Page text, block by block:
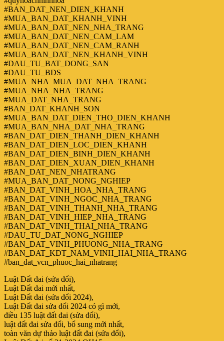
#BAN_DAT_NEN_DIEN_KHANH
#MUA_BAN_DAT_KHANH_VINH
#MUA_BAN_DAT_NEN_NHA_TRANG
#MUA_BAN_DAT_NEN_CAM_LAM
#MUA_BAN_DAT_NEN_CAM_RANH
#MUA_BAN_DAT_NEN_KHANH_VINH
#DAU_TU_BAT_DONG_SAN
#DAU_TU_BDS
#MUA_NHA_MUA_DAT_NHA_TRANG
#MUA_NHA_NHA_TRANG
#MUA_DAT_NHA_TRANG
#BAN_DAT_KHANH_SON
#MUA_BAN_DAT_DIEN_THO_DIEN_KHANH
#MUA_BAN_NHA_DAT_NHA_TRANG
#BAN_DAT_DIEN_THANH_DIEN_KHANH
#BAN_DAT_DIEN_LOC_DIEN_KHANH
#BAN_DAT_DIEN_BINH_DIEN_KHANH
#BAN_DAT_DIEN_XUAN_DIEN_KHANH
#BAN_DAT_NEN_NHATRANG
#MUA_BAN_DAT_NONG_NGHIEP
#BAN_DAT_VINH_HOA_NHA_TRANG
#BAN_DAT_VINH_NGOC_NHA_TRANG
#BAN_DAT_VINH_THANH_NHA_TRANG
#BAN_DAT_VINH_HIEP_NHA_TRANG
#BAN_DAT_VINH_THAI_NHA_TRANG
#DAU_TU_DAT_NONG_NGHIEP
#BAN_DAT_VINH_PHUONG_NHA_TRANG
#BAN_DAT_KDT_NAM_VINH_HAI_NHA_TRANG
#ban_dat_vcn_phuoc_hai_nhatrang
Luật Đất đai (sửa đổi),
Luật Đất đai mới nhất,
Luật Đất đai (sửa đổi 2024),
Luật Đất đai sửa đổi 2024 có gì mới,
điều 135 luật đất đai (sửa đổi),
luật đất đai sửa đổi, bổ sung mới nhất,
toàn văn dự thảo luật đất đai (sửa đổi),